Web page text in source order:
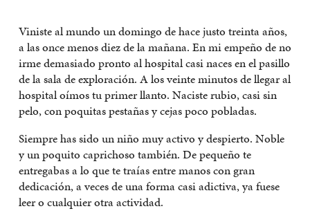
Viniste al mundo un domingo de hace justo treinta años,
a las once menos diez de la mañana. En mi empeño de no
irme demasiado pronto al hospital casi naces en el pasillo
de la sala de exploración. A los veinte minutos de llegar al
hospital oímos tu primer llanto. Naciste rubio, casi sin
pelo, con poquitas pestañas y cejas poco pobladas.
Siempre has sido un niño muy activo y despierto. Noble
y un poquito caprichoso también. De pequeño te
entregabas a lo que te traías entre manos con gran
dedicación, a veces de una forma casi adictiva, ya fuese
leer o cualquier otra actividad.